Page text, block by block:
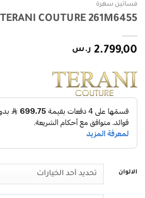
فساتين سهرة
TERANI COUTURE 261M6455 تيراني كوتور
2.799,00 ر.س
الالوان